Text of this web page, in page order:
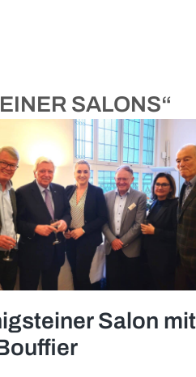
SALONS“
Salon mit